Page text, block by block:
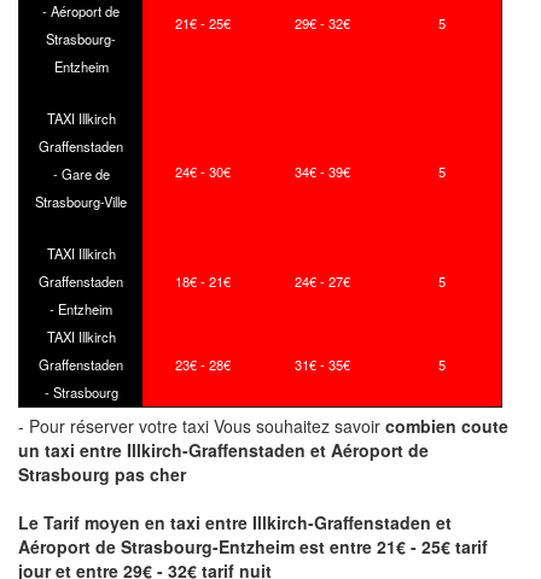
- Aéroport de
Strasbourg-
Entzheim
21€ - 25€ 29€ - 32€ 5
TAXI Illkirch
Graffenstaden
- Gare de
Strasbourg-Ville
24€ - 30€ 34€ - 39€ 5
TAXI Illkirch
Graffenstaden
- Entzheim
18€ - 21€ 24€ - 27€ 5
TAXI Illkirch
Graffenstaden
- Strasbourg
23€ - 28€ 31€ - 35€ 5
- Pour réserver votre taxi Vous souhaitez savoir combien coute
un taxi entre Illkirch-Graffenstaden et Aéroport de
Strasbourg pas cher
Le Tarif moyen en taxi entre Illkirch-Graffenstaden et
Aéroport de Strasbourg-Entzheim est entre 21€ - 25€ tarif
jour et entre 29€ - 32€ tarif nuit